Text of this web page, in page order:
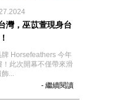
灣，巫苡萱現身台
Horsefeathers 今年
此次開幕不僅帶來滑
...
- 繼續閱讀